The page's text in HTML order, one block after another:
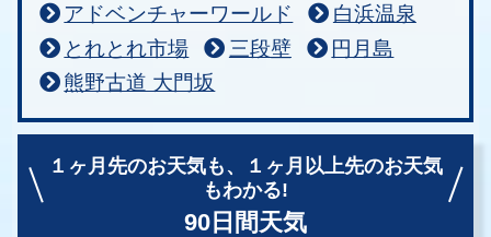
アドベンチャーワールド
白浜温泉
とれとれ市場
三段壁
円月島
熊野古道 大門坂
１ヶ月先のお天気も、
１ヶ月以上先のお天気
もわかる!
90日間天気